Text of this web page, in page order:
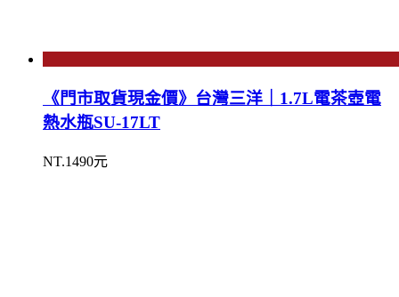
《門市取貨現金價》台灣三洋｜1.7L電茶壺電
熱水瓶SU-17LT
NT.1490元